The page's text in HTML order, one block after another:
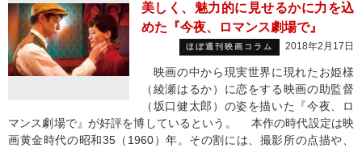
美しく、魅力的に見せるかに力を込
めた『今夜、ロマンス劇場で』
ほぼ週刊映画コラム 2018年2月17日
映画の中から現実世界に現れたお姫様
（綾瀬はるか）に恋をする映画の助監督
（坂口健太郎）の姿を描いた『今夜、ロ
マンス劇場で』が好評を博しているという。 本作の時代設定は映
画黄金時代の昭和35（1960）年。その割には、撮影所の点描や、